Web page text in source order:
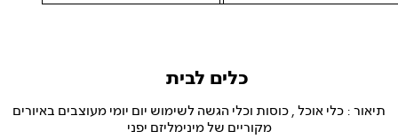
כלים לבית
תיאור : כלי אוכל , כוסות וכלי הגשה לשימוש יום יומי מעוצבים באיורים
מקוריים של מינימליזם יפני